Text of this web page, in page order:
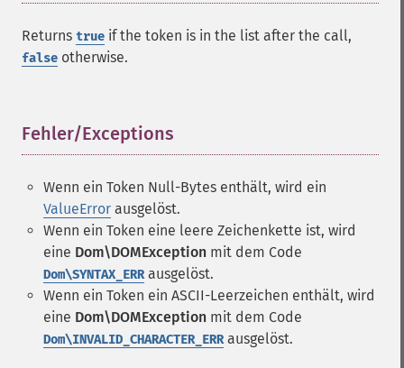
Returns true if the token is in the list after the call,
false otherwise.
Fehler/Exceptions
Wenn ein Token Null-Bytes enthält, wird ein
ValueError ausgelöst.
Wenn ein Token eine leere Zeichenkette ist, wird
eine Dom\DOMException mit dem Code
Dom\SYNTAX_ERRausgelöst.
Wenn ein Token ein ASCII-Leerzeichen enthält, wird
eine Dom\DOMException mit dem Code
Dom\INVALID_CHARACTER_ERRausgelöst.